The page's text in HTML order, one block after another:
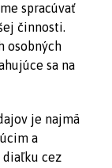
spracúvať
činnosti.
osobných
sa na
je najmä
a
diaľku cez